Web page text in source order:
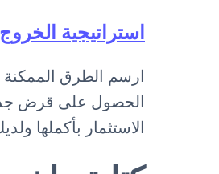
استراتيجية الخروج
ارسم الطرق الممكنة
الحصول على قرض
الاستثمار بأكملها